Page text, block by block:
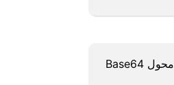
محول Base64